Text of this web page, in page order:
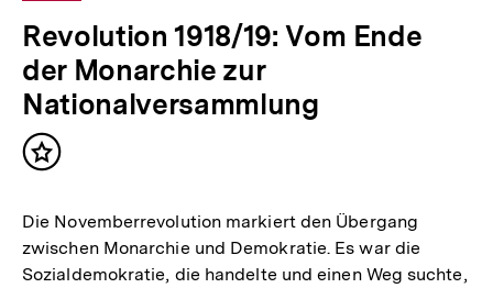
Revolution 1918/19: Vom Ende
der Monarchie zur
Nationalversammlung
Inhalt
Die Novemberrevolution markiert den Übergang
zwischen Monarchie und Demokratie. Es war die
Sozialdemokratie, die handelte und einen Weg suchte,